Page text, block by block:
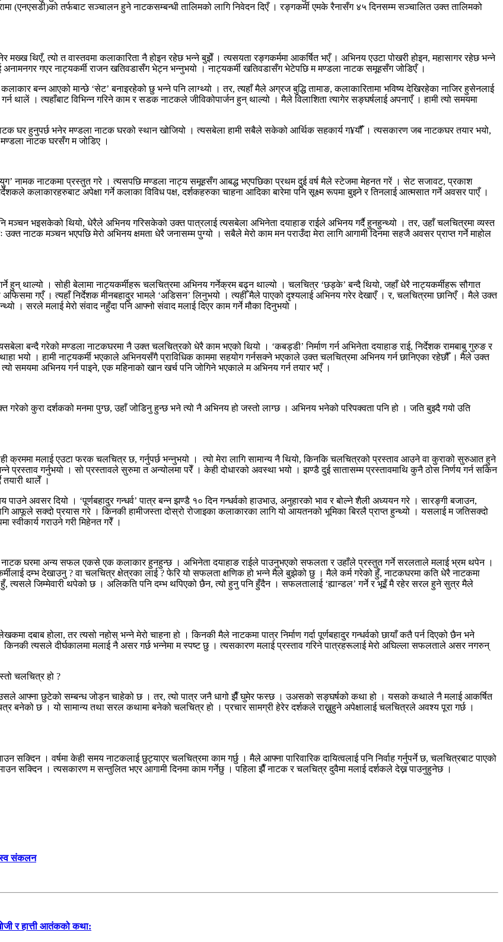
(एनएसडी)को तर्फबाट सञ्चालन हुने नाटकसम्बन्धी तालिमको लागि निवेदन दिएँ । रङ्गकर्मी एमके रैनासँग ४५ दिनसम्म सञ्चालित उक्त तालिमको
थिएँ, त्यो त वास्तवमा कलाकारिता नै होइन रहेछ भन्ने बुझेँ । त्यसयता रङ्गकर्ममा आकर्षित भएँ । अभिनय एउटा पोखरी होइन, महासागर रहेछ भन्ने
गएर नाट्यकर्मी राजन खतिवडासँग भेट्न भन्नुभयो । नाट्यकर्मी खतिवडासँग भेटेपछि म मण्डला नाटक समूहसँग जोडिएँ ।
बन्न आएको मान्छे ‘सेट’ बनाइरहेको छु भन्ने पनि लाग्थ्यो । तर, त्यहाँ मैले अग्रज बुद्धि तामाङ, कलाकारितामा भविष्य देखिरहेका नाजिर हुसेनलाई
। त्यहाँबाट विभिन्न गरिने काम र सडक नाटकले जीविकोपार्जन हुन् थाल्यो । मैले विलाशिता त्यागेर सङ्घर्षलाई अपनाएँ । हामी त्यो समयमा
घर हुनुपर्छ भनेर मण्डला नाटक घरको स्थान खोजियो । त्यसबेला हामी सबैले सकेको आर्थिक सहकार्य ग¥यौंँ । त्यसकारण जब नाटकघर तयार भयो,
नाटक घरसँग म जोडिए ।
युग’ नामक नाटकमा प्रस्तुत गरे । त्यसपछि मण्डला नाट्य समूहसँग आबद्ध भएपछिका प्रथम दुई वर्ष मैले स्टेजमा मेहनत गरें । सेट सजावट, प्रकाश
कलाकारहरुबाट अपेक्षा गर्ने कलाका विविध पक्ष, दर्शकहरुका चाहना आदिका बारेमा पनि सूक्ष्म रूपमा बुझ्ने र तिनलाई आत्मसात गर्ने अवसर पाएँ ।
मञ्चन भइसकेको थियो, धेरैले अभिनय गरिसकेको उक्त पात्रलाई त्यसबेला अभिनेता दयाहाङ राईले अभिनय गर्दै हुनहुन्थ्यो । तर, उहाँ चलचित्रमा व्यस्त
नाटक मञ्चन भएपछि मेरो अभिनय क्षमता धेरै जनासम्म पुग्यो । सबैले मेरो काम मन पराउँदा मेरा लागि आगामी दिनमा सहजै अवसर प्राप्त गर्ने माहोल
हुन् थाल्यो । सोही बेलामा नाट्यकर्मीहरू चलचित्रमा अभिनय गर्नेक्रम बढ्न थाल्यो । चलचित्र ‘छड्के’ बन्दै थियो, जहाँ धेरै नाट्यकर्मीहरू सौगात
गएँ । त्यहाँ निर्देशक मीनबहादुर भामले ‘अडिसन’ लिनुभयो । त्यहीँ मैले पाएको दृश्यलाई अभिनय गरेर देखाएँ । र, चलचित्रमा छानिएँ । मैले उक्त
। सरले मलाई मेरो संवाद नहुँदा पनि आफ्नो संवाद मलाई दिएर काम गर्ने मौका दिनुभयो ।
बन्दै गरेको मण्डला नाटकघरमा नै उक्त चलचित्रको धेरै काम भएको थियो । ‘कबड्डी’ निर्माण गर्न अभिनेता दयाहाङ राई, निर्देशक रामबाबु गुरुङ र
भयो । हामी नाट्यकर्मी भएकाले अभिनयसँगै प्राविधिक काममा सहयोग गर्नसक्ने भएकाले उक्त चलचित्रमा अभिनय गर्न छानिएका रहेछौँ । मैले उक्त
समयमा अभिनय गर्न पाइने, एक महिनाको खान खर्च पनि जोगिने भएकाले म अभिनय गर्न तयार भएँ ।
कुरा दर्शकको मनमा पुग्छ, उहाँ जोडिनु हुन्छ भने त्यो नै अभिनय हो जस्तो लाग्छ । अभिनय भनेको परिपक्वता पनि हो । जति बुझ्दै गयो उति
क्रममा मलाई एउटा फरक चलचित्र छ, गर्नुपर्छ भन्नुभयो । त्यो मेरा लागि सामान्य नै थियो, किनकि चलचित्रको प्रस्ताव आउने वा कुराको सुरुआत हुने
प्रस्ताव गर्नुभयो । सो प्रस्तावले सुरुमा त अन्योलमा परेँ । केही दोधारको अवस्था भयो । झण्डै दुई सातासम्म प्रस्तावमाथि कुनै ठोस निर्णय गर्न सकिन
थालेँ ।
पाउने अवसर दियो । ‘पूर्णबहादुर गन्धर्व’ पात्र बन्न झण्डै १० दिन गन्धर्वको हाउभाउ, अनुहारको भाव र बोल्ने शैली अध्ययन गरे । सारङ्गी बजाउन,
आफूले सक्दो प्रयास गरे । किनकी हामीजस्ता दोस्रो रोजाइका कलाकारका लागि यो आयतनको भूमिका बिरलै प्राप्त हुन्थ्यो । यसलाई म जतिसक्दो
स्वीकार्य गराउने गरी मिहेनत गरेँ ।
घरमा अन्य सफल एकसे एक कलाकार हुनहुन्छ । अभिनेता दयाहाङ राईले पाउनुभएको सफलता र उहाँले प्रस्तुत गर्ने सरलताले मलाई भ्रम थपेन ।
दम्भ देखाउनु ? वा चलचित्र क्षेत्रका लाई ? फेरि यो सफलता क्षणिक हो भन्ने मैले बुझेको छु । मैले कर्म गरेको हुँ, नाटकघरमा कति धेरै नाटकमा
त्यसले जिम्मेवारी थपेको छ । अलिकति पनि दम्भ थपिएको छैन, त्यो हुनु पनि हुँदैन । सफलतालाई ‘ह्यान्डल’ गर्ने र भूइँ मै रहेर सरल हुने सुत्र मैले
दबाब होला, तर त्यसो नहोस् भन्ने मेरो चाहना हो । किनकी मैले नाटकमा पात्र निर्माण गर्दा पूर्णबहादुर गन्धर्वको छायाँ कतै पर्न दिएको छैन भने
त्यसले दीर्घकालमा मलाई नै असर गर्छ भन्नेमा म स्पष्ट छु । त्यसकारण मलाई प्रस्ताव गरिने पात्रहरूलाई मेरो अघिल्ला सफलताले असर नगरुन्
चलचित्र हो ?
आफ्ना छुटेको सम्बन्ध जोड्न चाहेको छ । तर, त्यो पात्र जनै धागो झैँ घुमेर फस्छ । उअसको सङ्घर्षको कथा हो । यसको कथाले नै मलाई आकर्षित
बनेको छ । यो सामान्य तथा सरल कथामा बनेको चलचित्र हो । प्रचार सामग्री हेरेर दर्शकले राख्नुहुने अपेक्षालाई चलचित्रले अवश्य पूरा गर्छ ।
। वर्षमा केही समय नाटकलाई छुट्याएर चलचित्रमा काम गर्छु । मैले आफ्ना पारिवारिक दायित्वलाई पनि निर्वाह गर्नुपर्ने छ, चलचित्रबाट पाएको
सक्दिन । त्यसकारण म सन्तुलित भएर आगामी दिनमा काम गर्नेछु । पहिला झैँ नाटक र चलचित्र दुवैमा मलाई दर्शकले देख्न पाउनुहुनेछ ।
संकलन
र हात्ती आतंकको कथा: